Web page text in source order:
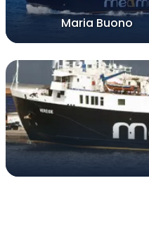
Maria Buono